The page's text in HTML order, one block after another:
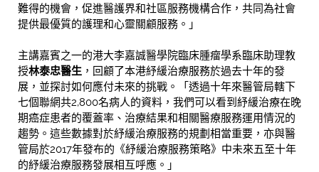
難得的機會，促進醫護界和社區服務機構合作，共同為社會
提供最優質的護理和心靈關顧服務。」
主講嘉賓之一的港大李嘉誠醫學院臨床腫瘤學系臨床助理教
授林泰忠醫生 ，回顧了本港紓緩治療服務於過去十年的發
展，並探討如何應付未來的挑戰。「透過十年來醫管局轄下
七個聯網共2,800名病人的資料，我們可以看到紓緩治療在晚
期癌症患者的覆蓋率、治療結果和相關醫療服務運用情況的
趨勢。這些數據對於紓緩治療服務的規劃相當重要，亦與醫
管局於2017年發布的《紓緩治療服務策略》中未來五至十年
的紓緩治療服務發展相互呼應。」